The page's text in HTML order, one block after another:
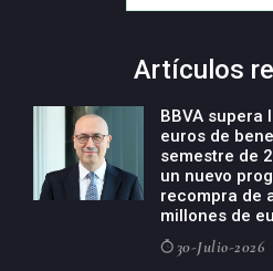
Artículos
BBVA supera
euros de
semestre de
un nuevo
recompra de
millones de
30-Julio-2026